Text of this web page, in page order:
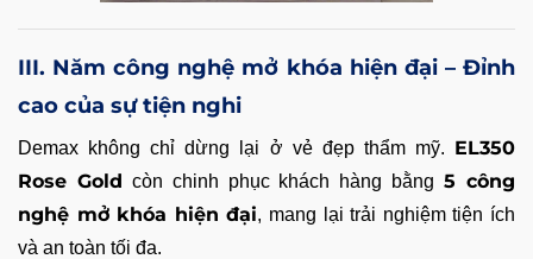
III. Năm công nghệ mở khóa hiện đại – Đỉnh
cao của sự tiện nghi
Demax không chỉ dừng lại ở vẻ đẹp thẩm mỹ. EL350
Rose Gold còn chinh phục khách hàng bằng5 công
nghệ mở khóa hiện đại, mang lại trải nghiệm tiện ích
và an toàn tối đa.